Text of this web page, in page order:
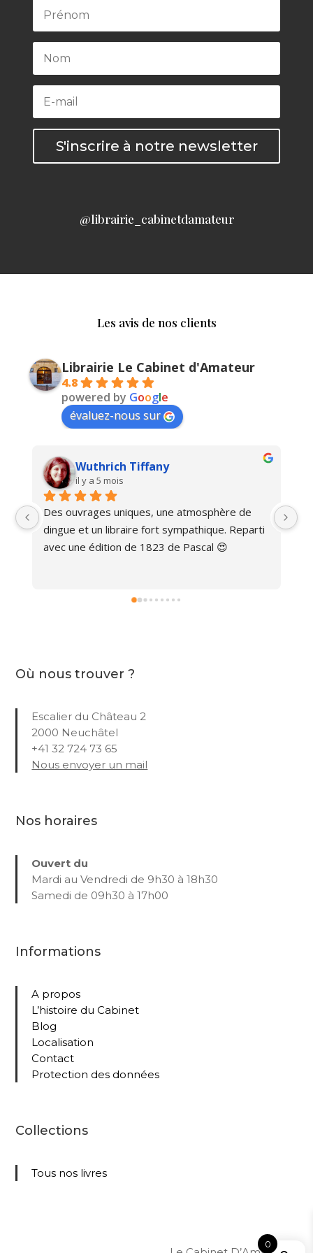
S'inscrire à notre newsletter
@librairie_cabinetdamateur
Les avis de nos clients
Librairie Le Cabinet d'Amateur
4.8
powered by Google
évaluez-nous sur
Wuthrich Tiffany
il y a 5 mois
Des ouvrages uniques, une atmosphère de
dingue et un libraire fort sympathique. Reparti
avec une édition de 1823 de Pascal 😍
Où nous trouver ?
Escalier du Château 2
2000 Neuchâtel
+41 32 724 73 65
Nous envoyer un mail
Nos horaires
Ouvert du
Mardi au Vendredi de 9h30 à 18h30
Samedi de 09h30 à 17h00
Informations
A propos
L’histoire du Cabinet
Blog
Localisation
Contact
Protection des données
Collections
Tous nos livres
0